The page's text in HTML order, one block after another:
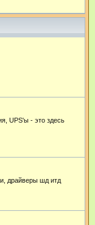
UPS'ы - это здесь
драйверы шд итд